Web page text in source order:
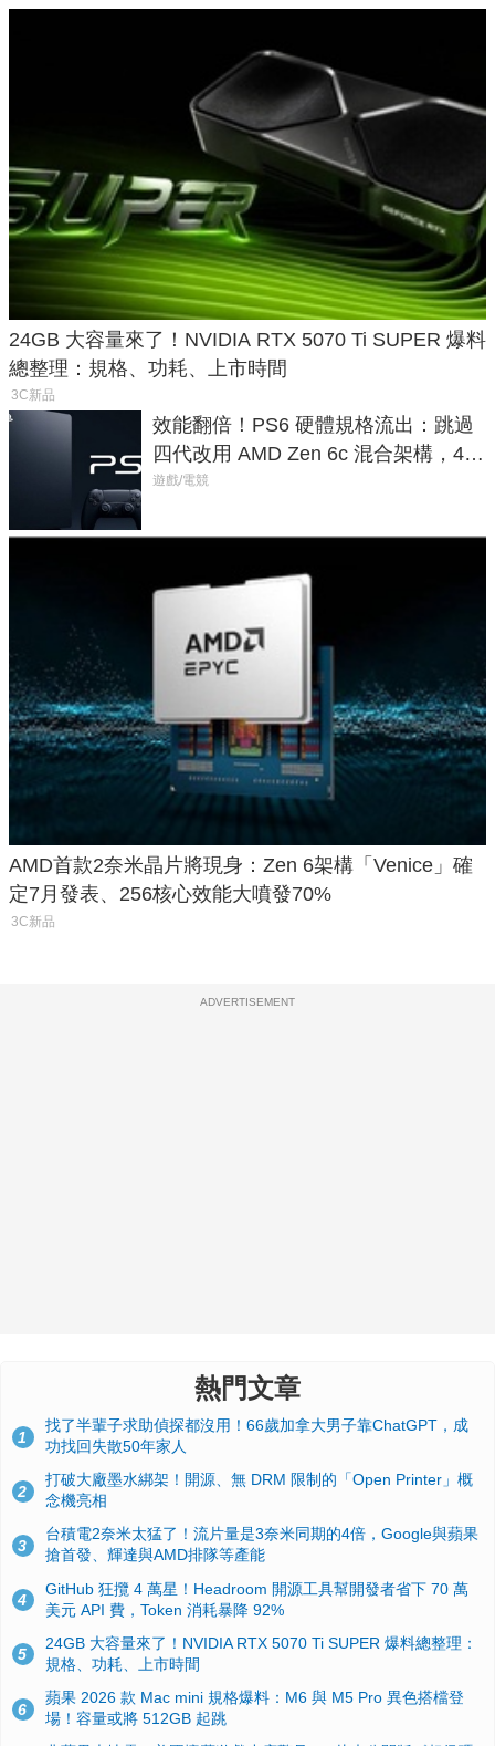
24GB 大容量來了！NVIDIA RTX 5070 Ti SUPER 爆料
總整理：規格、功耗、上市時間
3C新品
效能翻倍！PS6 硬體規格流出：跳過
四代改用 AMD Zen 6c 混合架構，4K
120fps 與全光追時代來臨
遊戲/電競
AMD首款2奈米晶片將現身：Zen 6架構「Venice」確
定7月發表、256核心效能大噴發70%
3C新品
ADVERTISEMENT
熱門文章
1
找了半輩子求助偵探都沒用！66歲加拿大男子靠ChatGPT，成
功找回失散50年家人
2
打破大廠墨水綁架！開源、無 DRM 限制的「Open Printer」概
念機亮相
3
台積電2奈米太猛了！流片量是3奈米同期的4倍，Google與蘋果
搶首發、輝達與AMD排隊等產能
4
GitHub 狂攬 4 萬星！Headroom 開源工具幫開發者省下 70 萬
美元 API 費，Token 消耗暴降 92%
5
24GB 大容量來了！NVIDIA RTX 5070 Ti SUPER 爆料總整理：
規格、功耗、上市時間
6
蘋果 2026 款 Mac mini 規格爆料：M6 與 M5 Pro 異色搭檔登
場！容量或將 512GB 起跳